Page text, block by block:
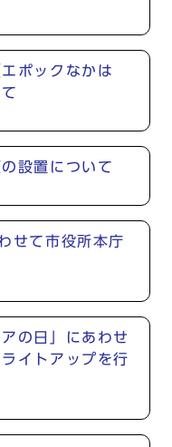
ポックなかは
設置について
せて市役所本庁
の日」にあわせ
イトアップを行